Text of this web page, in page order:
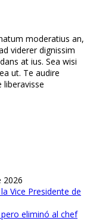
moderatius an,
viderer dignissim
at ius. Sea wisi
ut. Te audire
liberavisse
2026
Vice Presidente de
eliminó al chef